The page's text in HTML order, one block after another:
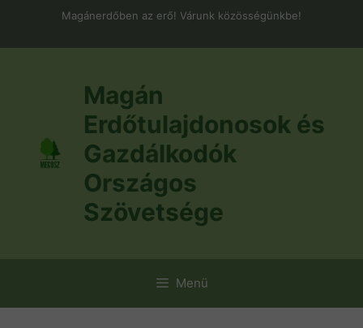
Magánerdőben az erő! Várunk közösségünkbe!
Magán
Erdőtulajdonosok és
Gazdálkodók
Országos
Szövetsége
Menü